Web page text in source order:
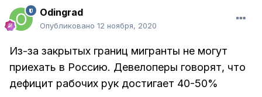
Odingrad
Опубликовано 12 ноября, 2020
Из-за закрытых границ мигранты не могут
приехать в Россию. Девелоперы говорят, что
дефицит рабочих рук достигает 40-50%